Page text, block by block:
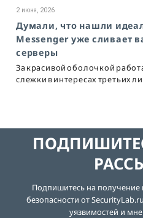
2 июня, 2026
Думали, что нашли
Messenger уже сливает
серверы
За красивой оболочкой
слежки в интересах третьих
Подпишитесь на
безопасности от
уязвимостей и